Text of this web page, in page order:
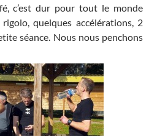
c’est dur pour tout le monde
rigolo, quelques accélérations, 2
séance. Nous nous penchons